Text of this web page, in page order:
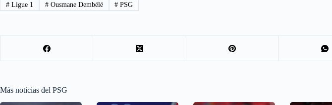
#Ligue 1 #Ousmane Dembélé # PSG
Más noticias del PSG